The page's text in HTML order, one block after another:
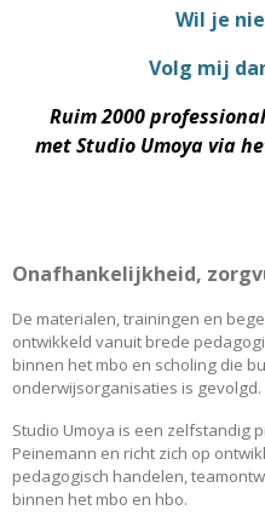
Wil je
Volg mij
Ruim 2000
metStudio Umoya via
Onafhankelijkheid,
De materialen, trainingen en
ontwikkeld vanuit brede
binnen het mbo en scholing die
onderwijsorganisaties is gevolgd.
Studio Umoya is een zelfstandig
Peinemann en richt zich op
pedagogisch handelen,
binnen het mbo en hbo.